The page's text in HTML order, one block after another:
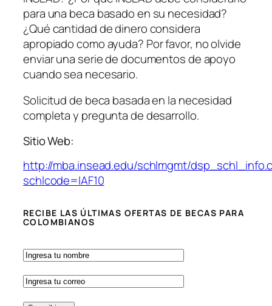
para una beca basado en su necesidad?
¿Qué cantidad de dinero considera
apropiado como ayuda? Por favor, no olvide
enviar una serie de documentos de apoyo
cuando sea necesario.
Solicitud de beca basada en la necesidad
completa y pregunta de desarrollo.
Sitio Web:
http://mba.insead.edu/schlmgmt/
schlcode=IAF10
RECIBE LAS ÚLTIMAS OFERTAS DE BECAS PARA
COLOMBIANOS